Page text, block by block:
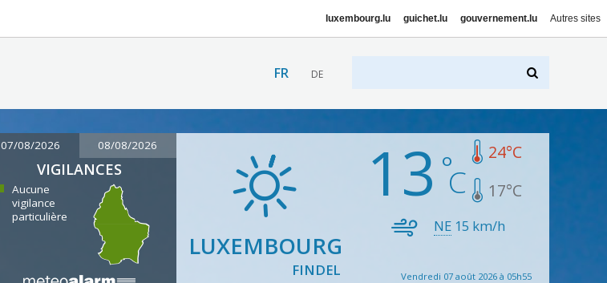
luxembourg.lu guichet.lu gouvernement.lu Autres sites
FR DE
07/08/2026 08/08/2026
VIGILANCES
Aucune
vigilance
particulière
LUXEMBOURG
FINDEL
13 24°C
17°C
NE 15 km/h
Vendredi 07 août 2026 à 05h55